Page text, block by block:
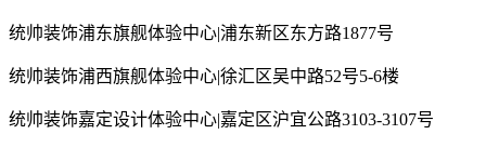
统帅装饰浦东旗舰体验中心|浦东新区东方路1877号
统帅装饰浦西旗舰体验中心|徐汇区吴中路52号5-6楼
统帅装饰嘉定设计体验中心|嘉定区沪宜公路3103-3107号